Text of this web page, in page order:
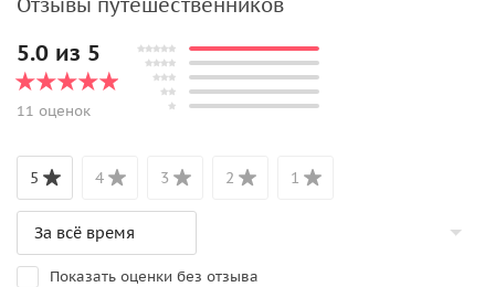
5.0 из 5
11 оценок
5 4 3 2 1
Показать оценки без отзыва